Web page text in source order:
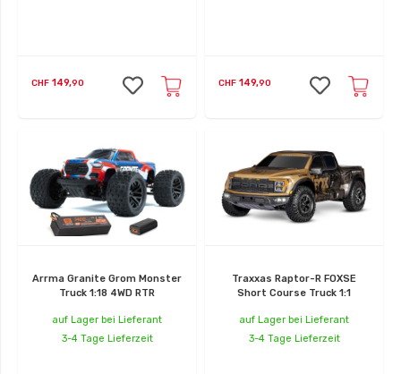
CHF 149,90 CHF 149,90
Arrma Granite Grom Monster
Truck 1:18 4WD RTR
auf Lager bei Lieferant
3-4 Tage Lieferzeit
Traxxas Raptor-R FOXSE
Short Course Truck 1:1
auf Lager bei Lieferant
3-4 Tage Lieferzeit